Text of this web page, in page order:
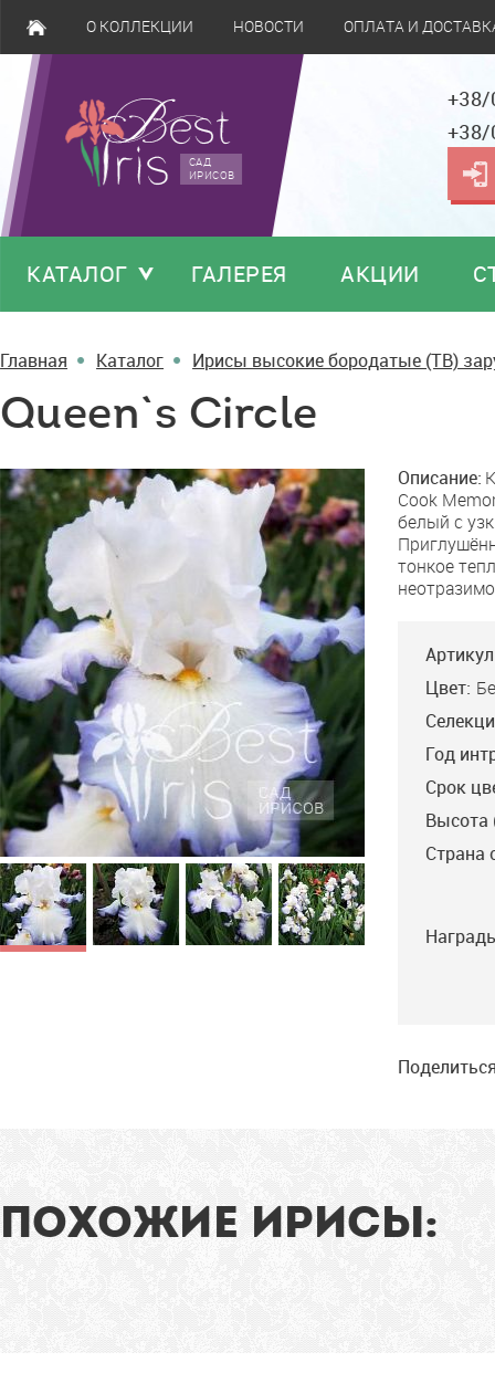
О КОЛЛЕКЦИИ НОВОСТИ ОПЛАТА И
САД
ИРИСОВ
КАТАЛОГ ГАЛЕРЕЯ АКЦИИ
Главная Каталог Ирисы высокие бородатые (TB)
Queen`s Circle
Queen`s
Circle
Описание:
Cook
белый с
тонкое
Цвет:
Год
Срок
Высота
Страна
ПОХОЖИЕ ИРИСЫ: